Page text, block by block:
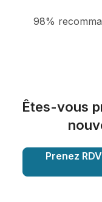
98%
Êtes-vous
Prenez